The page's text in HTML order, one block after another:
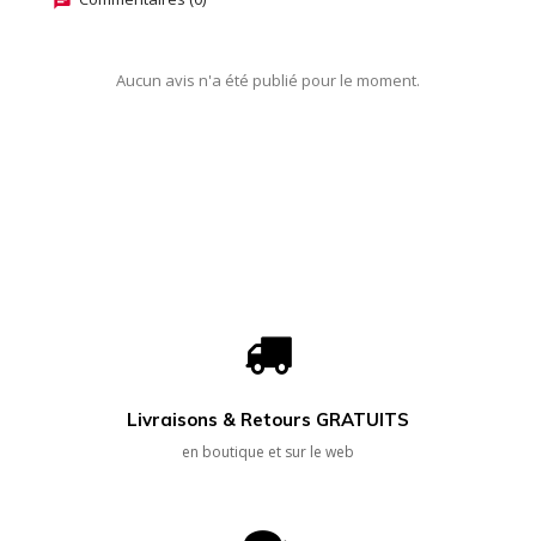
Aucun avis n'a été publié pour le moment.
Livraisons & Retours GRATUITS
en boutique et sur le web